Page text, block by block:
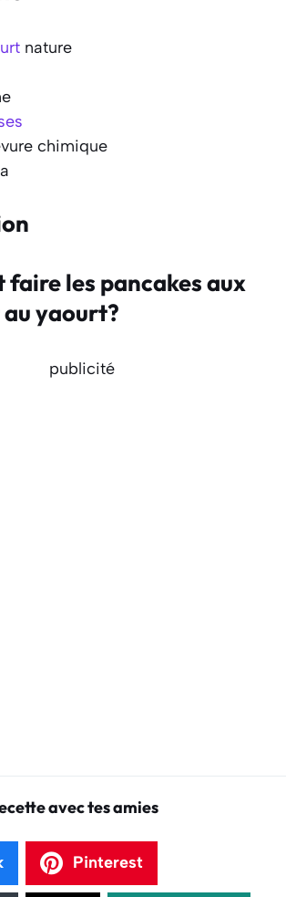
nature
chimique
faire les pancakes aux
yaourt?
publicité
avec tes amies
Pinterest